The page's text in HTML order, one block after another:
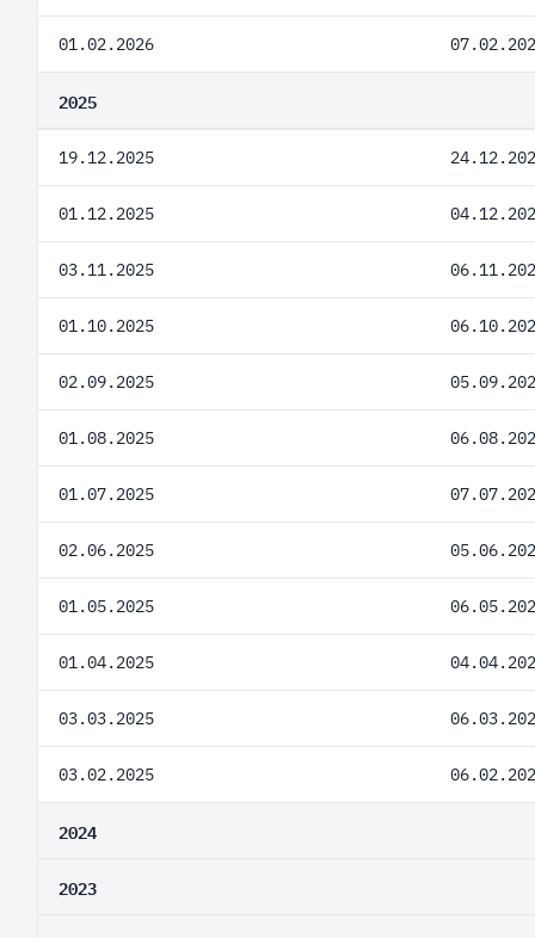
01.02.2026
2025
19.12.2025
01.12.2025
03.11.2025
01.10.2025
02.09.2025
01.08.2025
01.07.2025
02.06.2025
01.05.2025
01.04.2025
03.03.2025
03.02.2025
2024
2023